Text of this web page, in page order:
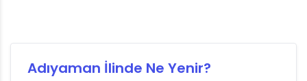
Adıyaman İlinde Ne Yenir?